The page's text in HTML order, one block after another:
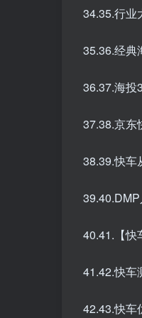
34.35.行业
35.36.经典
36.37.海投
37.38.京东
38.39.快车
40.41.【快
41.42.快车
42.43.快车